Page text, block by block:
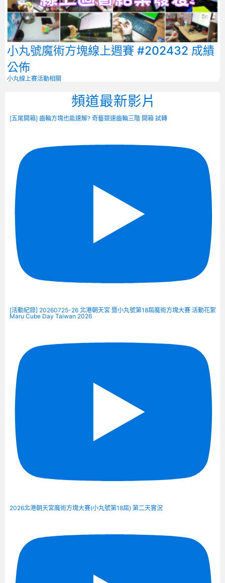
小丸號魔術方塊線上週賽 #202432 成績
公佈
小丸線上賽活動相關
頻道最新影片
[五尾開箱] 齒輪方塊也能速解? 奇藝競速齒輪三階 開箱 試轉
[活動紀錄] 20260725-26 北港朝天宮 暨小丸號第18屆魔術方塊大賽 活動花絮
Maru Cube Day Taiwan 2026
2026北港朝天宮魔術方塊大賽(小丸號第18屆) 第二天實況